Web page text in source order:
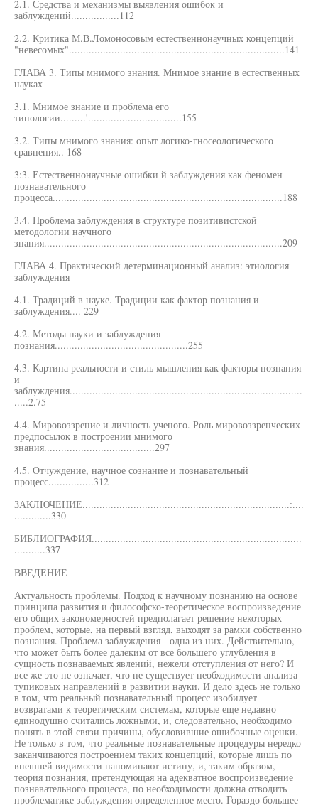
2.1. Средства и механизмы выявления ошибок и
заблуждений.................112
2.2. Критика М.В.Ломоносовым естественнонаучных концепций
"невесомых"............................................................................141
ГЛАВА 3. Типы мнимого знания. Мнимое знание в естественных
науках
3.1. Мнимое знание и проблема его
типологии.........'.................................155
3.2. Типы мнимого знания: опыт логико-гносеологического
сравнения.. 168
3:3. Естественнонаучные ошибки й заблуждения как феномен
познавательного
процесса.................................................................................188
3.4. Проблема заблуждения в структуре позитивистской
методологии научного
знания....................................................................................209
ГЛАВА 4. Практический детерминационный анализ: этиология
заблуждения
4.1. Традиций в науке. Традиции как фактор познания и
заблуждения.... 229
4.2. Методы науки и заблуждения
познания...............................................255
4.3. Картина реальности и стиль мышления как факторы познания
и
заблуждения..................................................................................
.....2.75
4.4. Мировоззрение и личность ученого. Роль мировоззренческих
предпосылок в построении мнимого
знания.......................................297
4.5. Отчуждение, научное сознание и познавательный
процесс................312
ЗАКЛЮЧЕНИЕ.........................................................................:....
.............330
БИБЛИОГРАФИЯ..........................................................................
...........337
ВВЕДЕНИЕ
Актуальность проблемы. Подход к научному познанию на основе
принципа развития и философско-теоретическое воспроизведение
его общих закономерностей предполагает решение некоторых
проблем, которые, на первый взгляд, выходят за рамки собственно
познания. Проблема заблуждения - одна из них. Действительно,
что может быть более далеким от все большего углубления в
сущность познаваемых явлений, нежели отступления от него? И
все же это не означает, что не существует необходимости анализа
тупиковых направлений в развитии науки. И дело здесь не только
в том, что реальный познавательный процесс изобилует
возвратами к теоретическим системам, которые еще недавно
единодушно считались ложными, и, следовательно, необходимо
понять в этой связи причины, обусловившие ошибочные оценки.
Не только в том, что реальные познавательные процедуры нередко
заканчиваются построением таких концепций, которые лишь по
внешней видимости напоминают истину, и, таким образом,
теория познания, претендующая на адекватное воспроизведение
познавательного процесса, по необходимости должна отводить
проблематике заблуждения определенное место. Гораздо большее